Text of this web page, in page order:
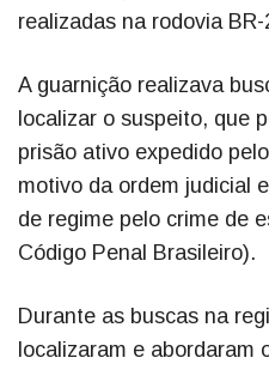
realizadas na rodovia BR-
A guarnição realizava
localizar o suspeito, que
prisão ativo expedido
motivo da ordem judicial
de regime pelo crime de
Código Penal Brasileiro).
Durante as buscas na
localizaram e abordaram